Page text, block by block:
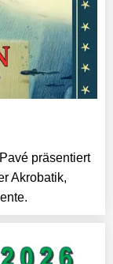
präsentiert
Akrobatik,